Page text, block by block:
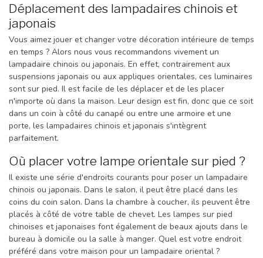
Déplacement des lampadaires chinois et
japonais
Vous aimez jouer et changer votre décoration intérieure de temps
en temps ? Alors nous vous recommandons vivement un
lampadaire chinois ou japonais. En effet, contrairement aux
suspensions japonais ou aux appliques orientales, ces luminaires
sont sur pied. Il est facile de les déplacer et de les placer
n'importe où dans la maison. Leur design est fin, donc que ce soit
dans un coin à côté du canapé ou entre une armoire et une
porte, les lampadaires chinois et japonais s'intègrent
parfaitement.
Où placer votre lampe orientale sur pied ?
Il existe une série d'endroits courants pour poser un lampadaire
chinois ou japonais. Dans le salon, il peut être placé dans les
coins du coin salon. Dans la chambre à coucher, ils peuvent être
placés à côté de votre table de chevet. Les lampes sur pied
chinoises et japonaises font également de beaux ajouts dans le
bureau à domicile ou la salle à manger. Quel est votre endroit
préféré dans votre maison pour un lampadaire oriental ?